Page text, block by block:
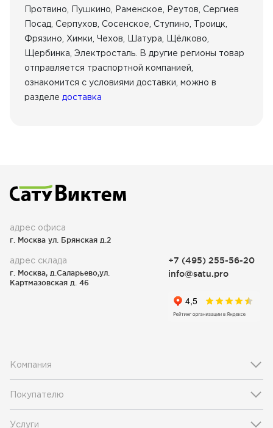
Протвино, Пушкино, Раменское, Реутов, Сергиев
Посад, Серпухов, Сосенское, Ступино, Троицк,
Фрязино, Химки, Чехов, Шатура, Щёлково,
Щербинка, Электросталь. В другие регионы товар
отправляется траспортной компанией,
ознакомится с условиями доставки, можно в
разделе доставка
адрес офиса
г. Москва ул. Брянская д.2
адрес склада
г. Москва, д.Саларьево,ул.
Картмазовская д. 46
+7 (495) 255-56-20
info@satu.pro
Компания
Покупателю
Услуги